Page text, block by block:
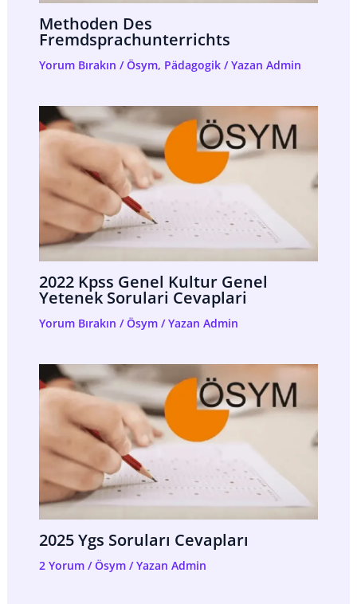
Methoden Des
Fremdsprachunterrichts
Yorum Bırakın /Ösym, Pädagogik/ Yazan Admin
2022 Kpss Genel Kultur Genel
Yetenek Sorulari Cevaplari
Yorum Bırakın /Ösym/ Yazan Admin
2025 Ygs Soruları Cevapları
2 Yorum /Ösym/ Yazan Admin